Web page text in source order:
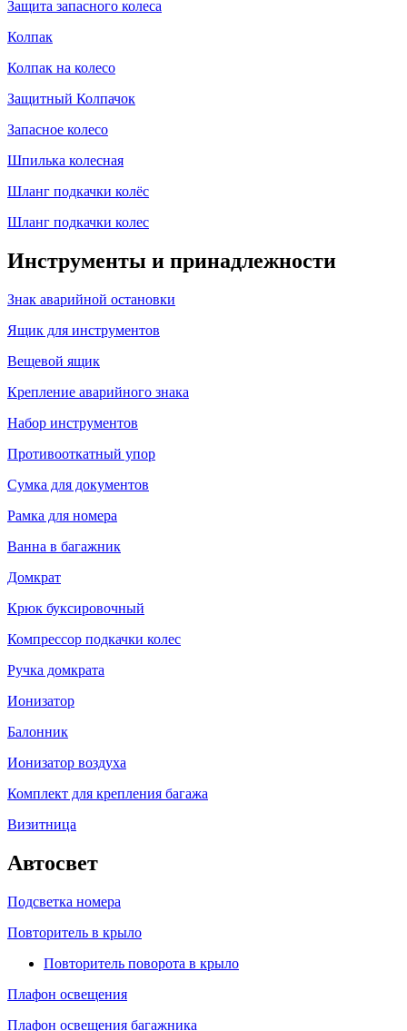
Защита запасного колеса
Колпак
Колпак на колесо
Защитный Колпачок
Запасное колесо
Шпилька колесная
Шланг подкачки колёс
Шланг подкачки колес
Инструменты и принадлежности
Знак аварийной остановки
Ящик для инструментов
Вещевой ящик
Крепление аварийного знака
Набор инструментов
Противооткатный упор
Сумка для документов
Рамка для номера
Ванна в багажник
Домкрат
Крюк буксировочный
Компрессор подкачки колес
Ручка домкрата
Ионизатор
Балонник
Ионизатор воздуха
Комплект для крепления багажа
Визитница
Автосвет
Подсветка номера
Повторитель в крыло
Повторитель поворота в крыло
Плафон освещения
Плафон освещения багажника